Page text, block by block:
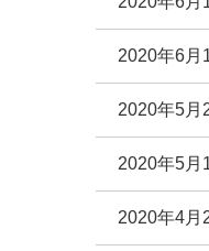
2020年6月
2020年5月
2020年5月
2020年4月